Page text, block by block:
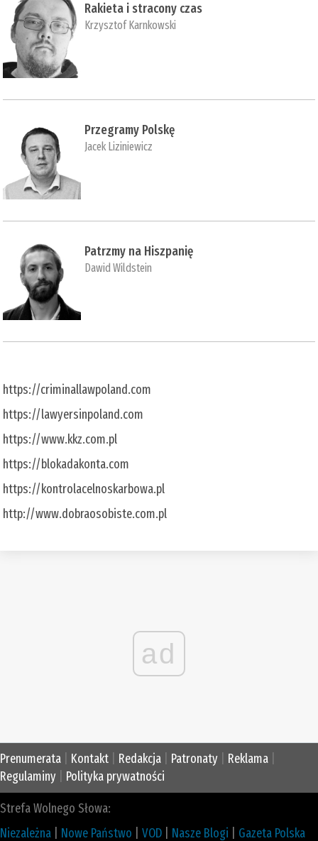
Rakieta i stracony czas
Krzysztof Karnkowski
Przegramy Polskę
Jacek Liziniewicz
Patrzmy na Hiszpanię
Dawid Wildstein
https://criminallawpoland.com
https://lawyersinpoland.com
https://www.kkz.com.pl
https://blokadakonta.com
https://kontrolacelnoskarbowa.pl
http://www.dobraosobiste.com.pl
ad
Prenumerata Kontakt Redakcja Patronaty Reklama
Regulaminy
Polityka prywatności
Strefa Wolnego Słowa:
Niezależna
Nowe Państwo VOD Nasze Blogi Gazeta Polska